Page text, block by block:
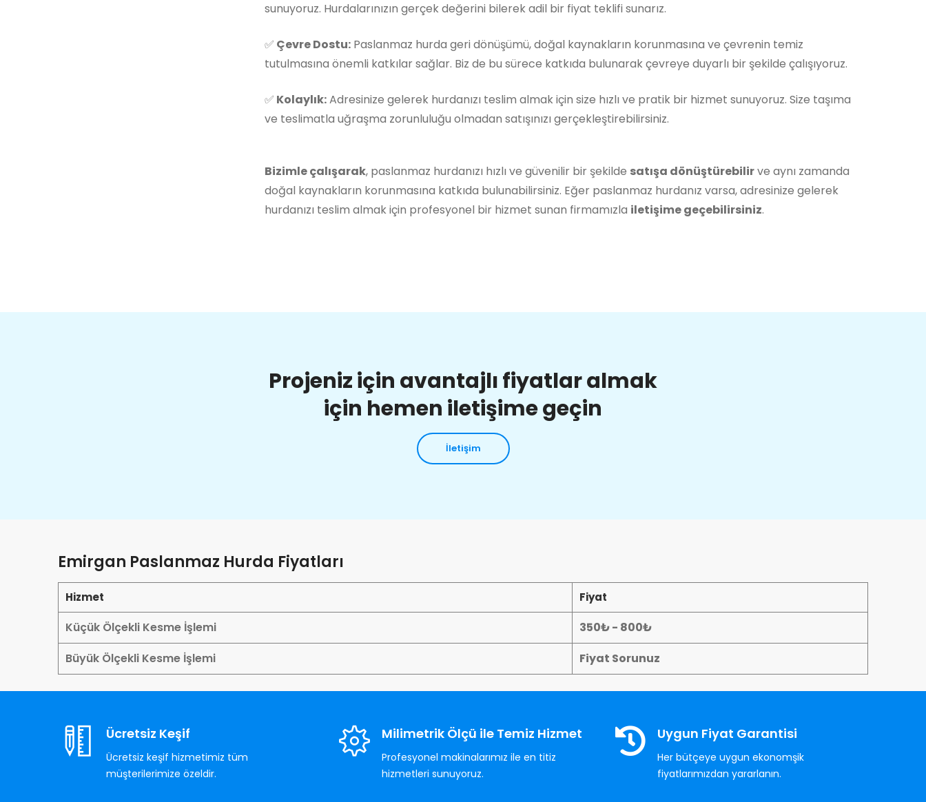
sunuyoruz. Hurdalarınızın gerçek değerini bilerek adil bir fiyat teklifi sunarız.
✅ Çevre Dostu: Paslanmaz hurda geri dönüşümü, doğal kaynakların korunmasına ve çevrenin temiz
tutulmasına önemli katkılar sağlar. Biz de bu sürece katkıda bulunarak çevreye duyarlı bir şekilde çalışıyoruz.
✅ Kolaylık:Adresinize gelerek hurdanızı teslim almak için size hızlı ve pratik bir hizmet sunuyoruz. Size taşıma
ve teslimatla uğraşma zorunluluğu olmadan satışınızı gerçekleştirebilirsiniz.
Bizimle çalışarak, paslanmaz hurdanızı hızlı ve güvenilir bir şekilde satışa dönüştürebilirve aynı zamanda
doğal kaynakların korunmasına katkıda bulunabilirsiniz. Eğer paslanmaz hurdanız varsa, adresinize gelerek
hurdanızı teslim almak için profesyonel bir hizmet sunan firmamızla iletişime geçebilirsiniz.
Projeniz için avantajlı fiyatlar almak
için hemen iletişime geçin
İletişim
Emirgan Paslanmaz Hurda Fiyatları
Hizmet Fiyat
Küçük Ölçekli Kesme İşlemi
350₺ - 800₺
Büyük Ölçekli Kesme İşlemi
Fiyat Sorunuz
Ücretsiz Keşif
Ücretsiz keşif hizmetimiz tüm
müşterilerimize özeldir.
Milimetrik Ölçü ile Temiz Hizmet
Profesyonel makinalarımız ile en titiz
hizmetleri sunuyoruz.
Uygun Fiyat Garantisi
Her bütçeye uygun ekonomşik
fiyatlarımızdan yararlanın.